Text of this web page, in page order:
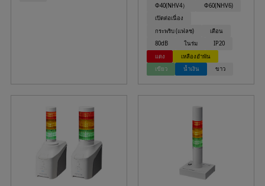
Φ40(NHV4）
Φ60(NHV6)
เปิดต่อเนื่อง
กระพริบ (แฟลช)
เตือน
80dB
ในร่ม
IP20
แดง
เหลืองอำพัน
เขียว
น้ำเงิน ขาว